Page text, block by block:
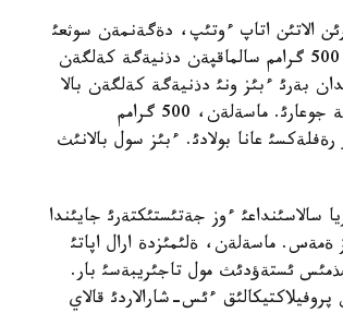
الاتئن اتاپ ءوتئپ، دةگةنمةن سوثعئ
5-6 جئلدا قاراعاندا ول تومةندةپ كةلة جاتقاندئعئن باسا ايتتئ. «ءبئز 500 گرامم سالماقپةن دذنيةگة كةلگةن
ياعني 6 ايلئق بالالاردئ تذسئك ساناؤشئ ةدئك. سوثعئ 2،5 جئلدان بةرئ ءبئز ونئ دذنيةگة كةلگةن بالا
ةسةبئنة قوسئپ، سابيگة ذلكةن كومةك كورسةتئپ جاتئرمئز. ناتيجة وتة جوعارئ. ماسةلةن، 500 گرامم
عانا بولادئ. ءبئز سول بالانئث
سالاسئنداعئ ءوز جةتئستئكتةرئ جايئندا
ماسةلةن، ةلئمئزدة ارال اپاتئ
جذمئس ئستةؤدئث مول تاجئريبةسئ بار.
ءئس-شارالاردئ قالاي